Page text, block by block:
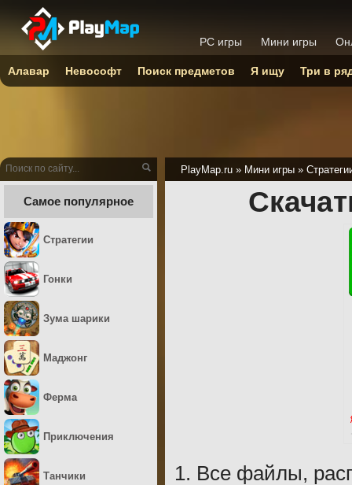
PlayMap.ru » Мини игры »
Все файлы,
Самое популярное
Стратегии
Гонки
Зума шарики
Маджонг
Ферма
Приключения
Танчики
PC игры Мини игры
Алавар Невософт Поиск предметов Я ищу Три в